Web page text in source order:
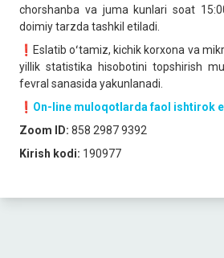
chorshanba va juma kunlari soat
doimiy tarzda tashkil etiladi.
❗️Eslatib oʻtamiz, kichik korxona va
yillik statistika hisobotini topshirish
fevral sanasida yakunlanadi.
❗️ On-line muloqotlarda faol ishtirok
Zoom ID: 858 2987 9392
Kirish kodi: 190977